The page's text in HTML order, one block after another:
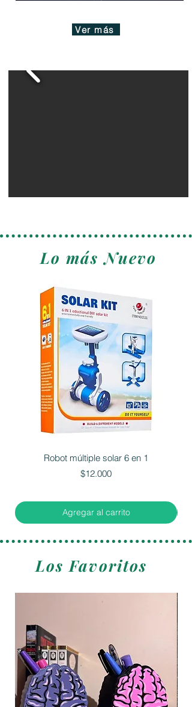
Ver más
Lo más Nuevo
Robot múltiple solar 6 en 1
Precio
$12.000
Agregar al carrito
Los Favoritos